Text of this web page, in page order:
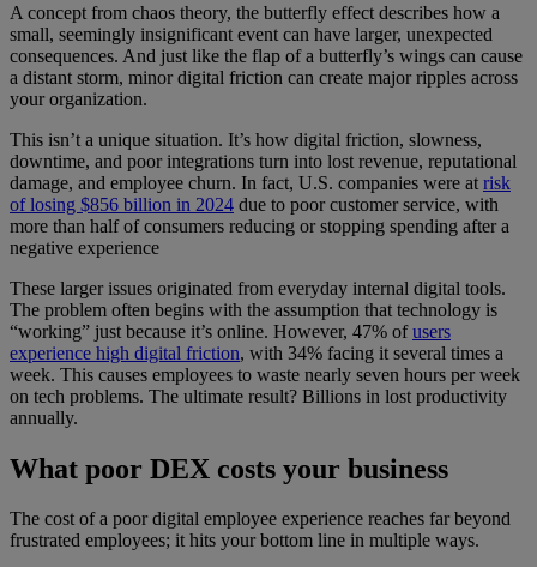
A concept from chaos theory, the butterfly effect describes how a
small, seemingly insignificant event can have larger, unexpected
consequences. And just like the flap of a butterfly’s wings can cause
a distant storm, minor digital friction can create major ripples across
your organization.
This isn’t a unique situation. It’s how digital friction, slowness,
downtime, and poor integrations turn into lost revenue, reputational
damage, and employee churn. In fact, U.S. companies were at risk
of losing $856 billion in 2024 due to poor customer service, with
more than half of consumers reducing or stopping spending after a
negative experience
These larger issues originated from everyday internal digital tools.
The problem often begins with the assumption that technology is
“working” just because it’s online. However, 47% ofusers
experience high digital friction, with 34% facing it several times a
week. This causes employees to waste nearly seven hours per week
on tech problems. The ultimate result? Billions in lost productivity
annually.
What poor DEX costs your business
The cost of a poor digital employee experience reaches far beyond
frustrated employees; it hits your bottom line in multiple ways.